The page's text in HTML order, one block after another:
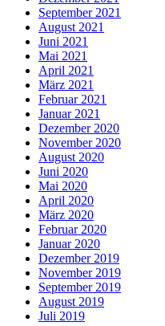
September 2021
August 2021
Juni 2021
Mai 2021
April 2021
März 2021
Februar 2021
Januar 2021
Dezember 2020
November 2020
August 2020
Juni 2020
Mai 2020
April 2020
März 2020
Februar 2020
Januar 2020
Dezember 2019
November 2019
September 2019
August 2019
Juli 2019